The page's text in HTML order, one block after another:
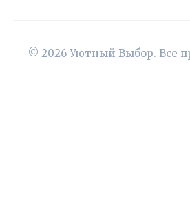
© 2026 Уютный Выбор. Все